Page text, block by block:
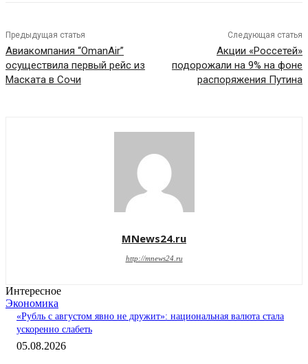
Предыдущая статья
Авиакомпания “ОmanAir”
осуществила первый рейс из
Маската в Сочи
Следующая статья
Акции «Россетей»
подорожали на 9% на фоне
распоряжения Путина
MNews24.ru
http://mnews24.ru
Интересное
Экономика
«Рубль с августом явно не дружит»: национальная валюта стала
ускоренно слабеть
05.08.2026